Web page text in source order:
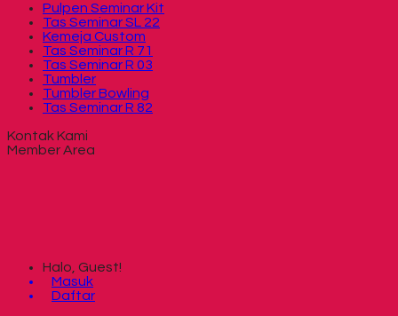
Pulpen Seminar Kit
Tas Seminar SL 22
Kemeja Custom
Tas Seminar R 71
Tas Seminar R 03
Tumbler
Tumbler Bowling
Tas Seminar R 82
Kontak Kami
Member Area
Halo, Guest!
Masuk
Daftar